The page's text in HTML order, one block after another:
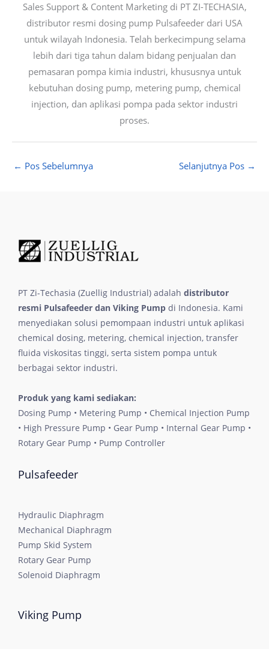
Sales Support & Content Marketing di PT ZI-TECHASIA,
distributor resmi dosing pump Pulsafeeder dari USA
untuk wilayah Indonesia. Telah berkecimpung selama
lebih dari tiga tahun dalam bidang penjualan dan
pemasaran pompa kimia industri, khususnya untuk
kebutuhan dosing pump, metering pump, chemical
injection, dan aplikasi pompa pada sektor industri
proses.
← Pos Sebelumnya Selanjutnya Pos →
PT Zi-Techasia (Zuellig Industrial) adalah distributor
resmi Pulsafeeder dan Viking Pump di Indonesia. Kami
menyediakan solusi pemompaan industri untuk aplikasi
chemical dosing, metering, chemical injection, transfer
fluida viskositas tinggi, serta sistem pompa untuk
berbagai sektor industri.
Produk yang kami sediakan:
Dosing Pump • Metering Pump • Chemical Injection Pump
• High Pressure Pump • Gear Pump • Internal Gear Pump •
Rotary Gear Pump • Pump Controller
Pulsafeeder
Hydraulic Diaphragm
Mechanical Diaphragm
Pump Skid System
Rotary Gear Pump
Solenoid Diaphragm
Viking Pump